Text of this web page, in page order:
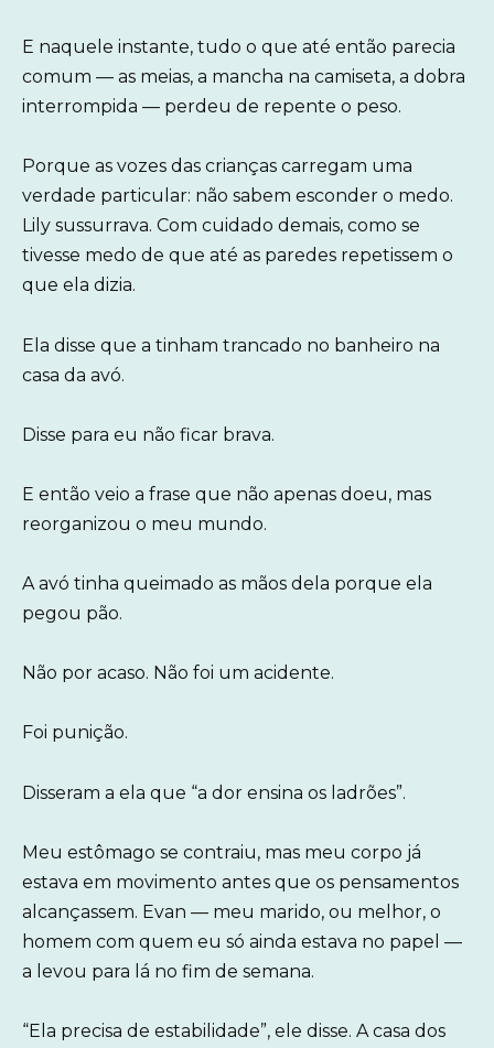
E naquele instante, tudo o que até então parecia
comum — as meias, a mancha na camiseta, a dobra
interrompida — perdeu de repente o peso.
Porque as vozes das crianças carregam uma
verdade particular: não sabem esconder o medo.
Lily sussurrava. Com cuidado demais, como se
tivesse medo de que até as paredes repetissem o
que ela dizia.
Ela disse que a tinham trancado no banheiro na
casa da avó.
Disse para eu não ficar brava.
E então veio a frase que não apenas doeu, mas
reorganizou o meu mundo.
A avó tinha queimado as mãos dela porque ela
pegou pão.
Não por acaso. Não foi um acidente.
Foi punição.
Disseram a ela que “a dor ensina os ladrões”.
Meu estômago se contraiu, mas meu corpo já
estava em movimento antes que os pensamentos
alcançassem. Evan — meu marido, ou melhor, o
homem com quem eu só ainda estava no papel —
a levou para lá no fim de semana.
“Ela precisa de estabilidade”, ele disse. A casa dos